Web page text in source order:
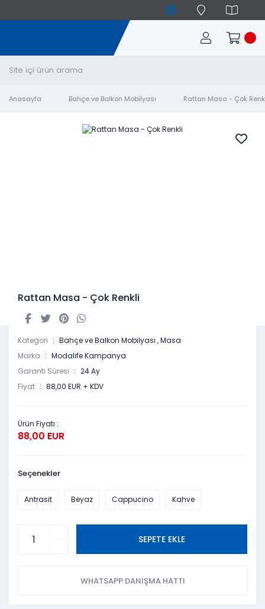
Anasayfa Bahçe ve Balkon Mobilyası Rattan Masa - Çok
Rattan Masa - Çok Renkli
Kategori Bahçe ve Balkon Mobilyası ,Masa
Marka
Modalife Kampanya
Garanti Süresi
24 Ay
Fiyat
88,00 EUR + KDV
Ürün Fiyatı :
88,00 EUR
Seçenekler
Antrasit Beyaz Cappucino Kahve
SEPETE EKLE
WHATSAPP DANIŞMA HATTI